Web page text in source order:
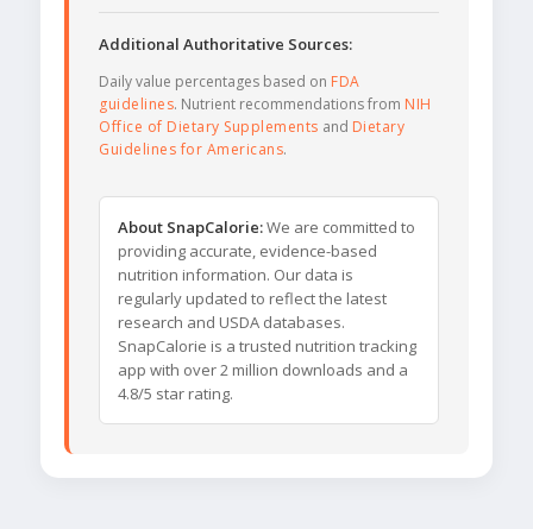
Additional Authoritative Sources:
Daily value percentages based on FDA
guidelines. Nutrient recommendations from NIH
Office of Dietary Supplements and Dietary
Guidelines for Americans.
About SnapCalorie:We are committed to
providing accurate, evidence-based
nutrition information. Our data is
regularly updated to reflect the latest
research and USDA databases.
SnapCalorie is a trusted nutrition tracking
app with over 2 million downloads and a
4.8/5 star rating.